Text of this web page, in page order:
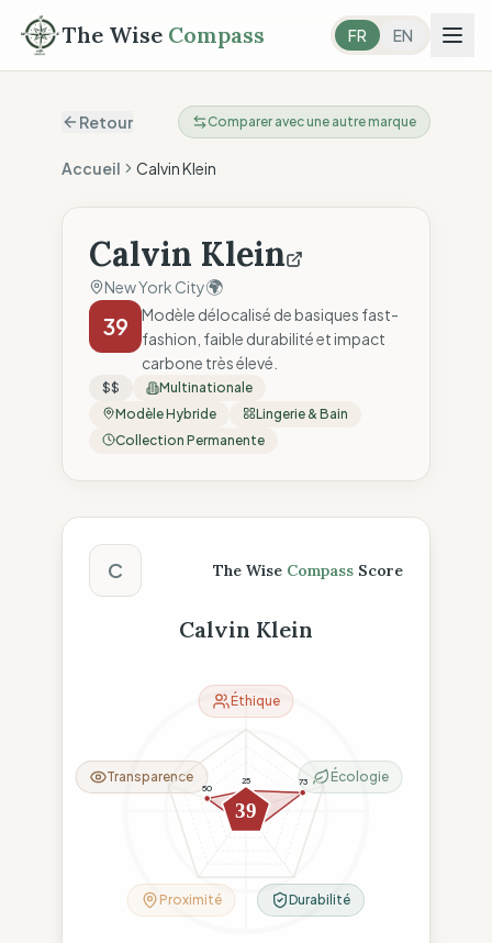
The Wise Compass FR EN
Retour Comparer avec une autre marque
Accueil Calvin Klein
Calvin Klein
New York City🌍
39
Modèle délocalisé de basiques fast-
fashion, faible durabilité et impact
carbone très élevé.
$$
Multinationale
Modèle Hybride
Lingerie & Bain
Collection Permanente
Score The Wise Compass
C The Wise Compass Score
Calvin Klein
25 73
24
15
50
39
Éthique
Écologie
Durabilité
Proximité
Transparence